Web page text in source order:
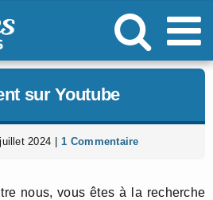
sur Youtube
2024 1 Commentaire
nous, vous êtes à la recherche